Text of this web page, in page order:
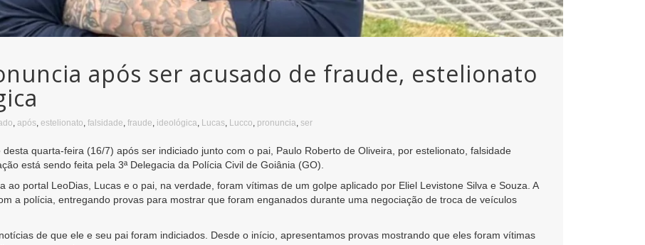
após ser acusado de fraude, estelionato
, após, estelionato, falsidade, fraude, ideológica, Lucas, Lucco, pronuncia, ser
quarta-feira (16/7) após ser indiciado junto com o pai, Paulo Roberto de Oliveira, por estelionato, falsidade
está sendo feita pela 3ª Delegacia da Polícia Civil de Goiânia (GO).
ao portal LeoDias, Lucas e o pai, na verdade, foram vítimas de um golpe aplicado por Eliel Levistone Silva e Souza. A
a polícia, entregando provas para mostrar que foram enganados durante uma negociação de troca de veículos
de que ele e seu pai foram indiciados. Desde o início, apresentamos provas mostrando que eles foram vítimas